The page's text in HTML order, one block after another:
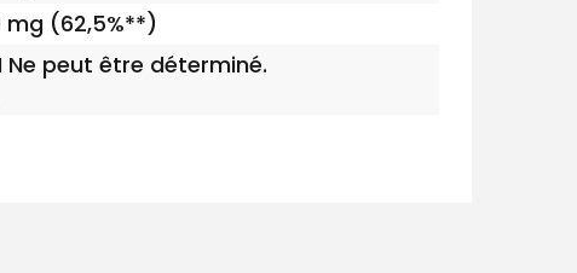
mg (62,5%**)
Ne peut être déterminé.